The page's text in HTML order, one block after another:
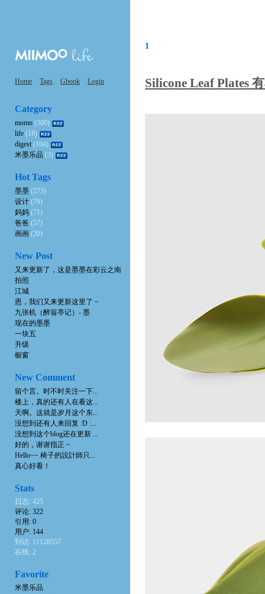
Home Tags Gbook Login
1
Silicone Leaf Plates
Category
momo (300)
life (18)
digest(104)
米墨乐品 (3)
Hot Tags
墨墨 (273)
设计 (79)
妈妈 (71)
爸爸 (57)
画画 (20)
New Post
又来更新了，这是墨墨在彩云之南
拍照
江城
恩，我们又来更新这里了 ~
九张机（醉翁亭记）- 墨
现在的墨墨
一块五
升级
橱窗
New Comment
留个言。时不时关注一下...
楼上，真的还有人在看这...
天啊。这就是岁月这个东...
没想到还有人来回复 :D :...
没想到这个blog还在更新 ...
好的，谢谢指正 ~
Hello~~ 椅子的設計師只...
真心好看！
Stats
日志: 425
评论: 322
引用: 0
用户: 144
到访: 11128557
在线: 2
Favorite
米墨乐品